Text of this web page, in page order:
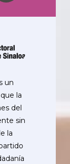
un
la
del
sin
la